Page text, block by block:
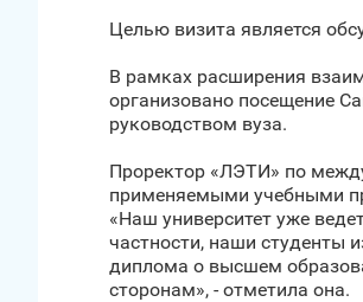
Целью визита является
В рамках расширения
организовано посещение
руководством вуза.
Проректор «ЛЭТИ» по
применяемыми учебными
«Наш университет уже
частности, наши студенты
диплома о высшем
сторонам», - отметила она.